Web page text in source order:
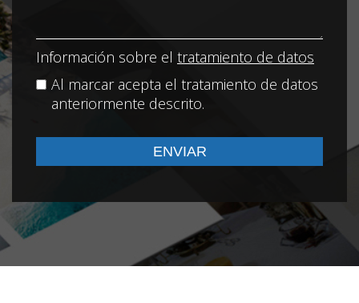
Información sobre el tratamiento de datos
Al marcar acepta el tratamiento de datos
anteriormente descrito.